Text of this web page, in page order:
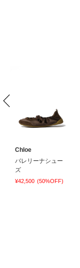
Chloe
バレリーナシュー
ズ
¥42,500 (50%OFF)